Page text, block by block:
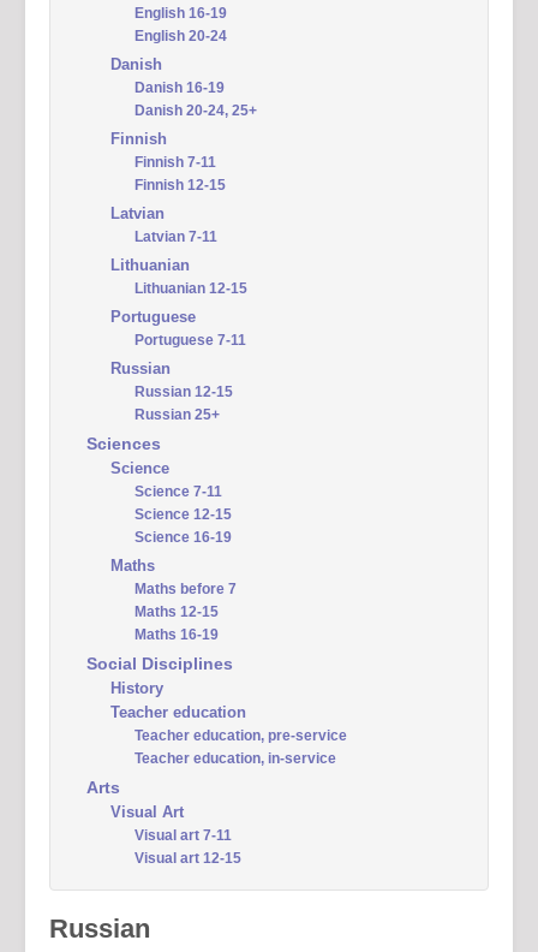
English 16-19
English 20-24
Danish
Danish 16-19
Danish 20-24, 25+
Finnish
Finnish 7-11
Finnish 12-15
Latvian
Latvian 7-11
Lithuanian
Lithuanian 12-15
Portuguese
Portuguese 7-11
Russian
Russian 12-15
Russian 25+
Sciences
Science
Science 7-11
Science 12-15
Science 16-19
Maths
Maths before 7
Maths 12-15
Maths 16-19
Social Disciplines
History
Teacher education
Teacher education, pre-service
Teacher education, in-service
Arts
Visual Art
Visual art 7-11
Visual art 12-15
Russian